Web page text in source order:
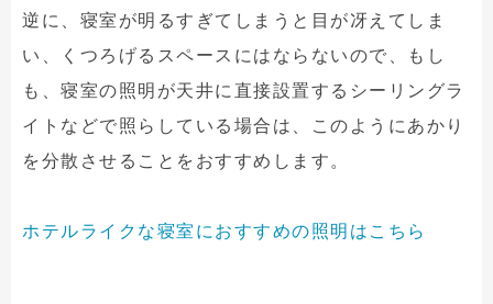
逆に、寝室が明るすぎてしまうと目が冴えてしま
い、くつろげるスペースにはならないので、もし
も、寝室の照明が天井に直接設置するシーリングラ
イトなどで照らしている場合は、このようにあかり
を分散させることをおすすめします。
ホテルライクな寝室におすすめの照明はこちら